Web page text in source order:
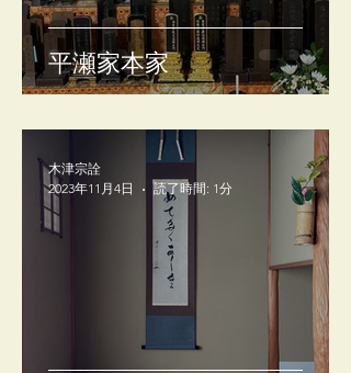
平瀬家本家
木津宗詮
2023年11月4日
読了時間: 1分